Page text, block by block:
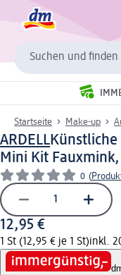
Suchen und finden
Startseite Make-up
ARDELL
Mini Kit Fauxmink,
0 (
12,95 €
1 St (12,95 € je 1 St)inkl.